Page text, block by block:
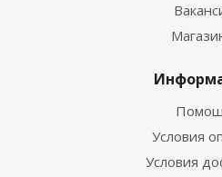
Условия
Условия